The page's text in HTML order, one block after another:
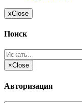
xClose
Поиск
×Close
Авторизация